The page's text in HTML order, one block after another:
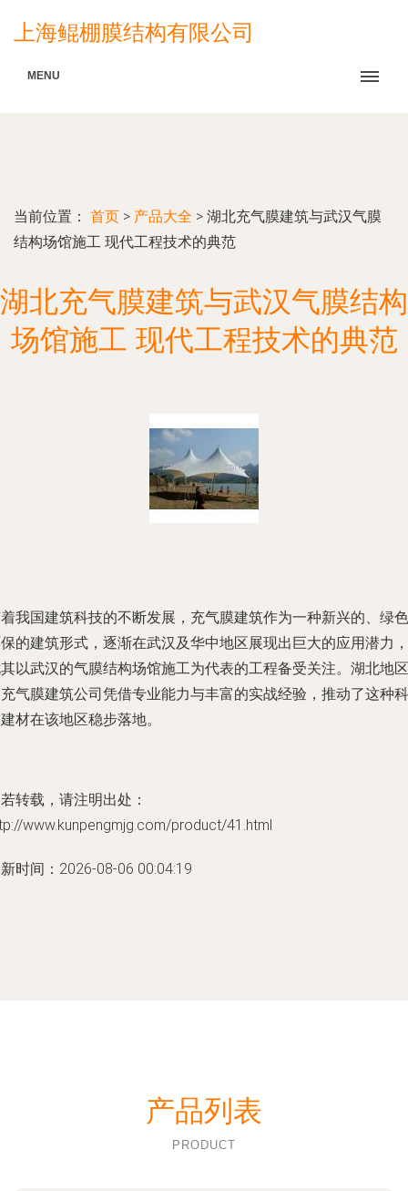
上海鲲棚膜结构有限公司
MENU
当前位置： 首页 > 产品大全 > 湖北充气膜建筑与武汉气膜
结构场馆施工 现代工程技术的典范
湖北充气膜建筑与武汉气膜结构
场馆施工 现代工程技术的典范
我国建筑科技的不断发展，充气膜建筑作为一种新兴的、绿色
的建筑形式，逐渐在武汉及华中地区展现出巨大的应用潜力，
以武汉的气膜结构场馆施工为代表的工程备受关注。湖北地区
气膜建筑公司凭借专业能力与丰富的实战经验，推动了这种科
材在该地区稳步落地。
转载，请注明出处：
www.kunpengmjg.com/product/41.html
时间：2026-08-06 00:04:19
产品列表
PRODUCT